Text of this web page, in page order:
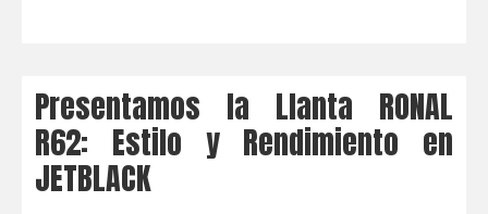
Presentamos la Llanta RONAL
R62: Estilo y Rendimiento en
JETBLACK